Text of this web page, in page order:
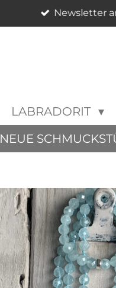
Newsletter
LABRADORIT
NEUE